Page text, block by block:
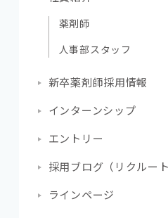
薬剤師
人事部スタッフ
新卒薬剤師採用情報
インターンシップ
エントリー
採用ブログ（リクルー
ラインページ